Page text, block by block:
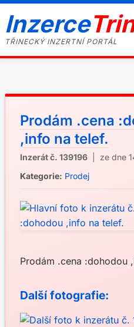
Inzerce
TŘINECKÝ INZERTNÍ PORTÁL
Prodám .cena
,info na telef.
Inzerát č. 139196 | ze dne
Kategorie: Prodej
Prodám .cena :dohodou
Další fotografie: